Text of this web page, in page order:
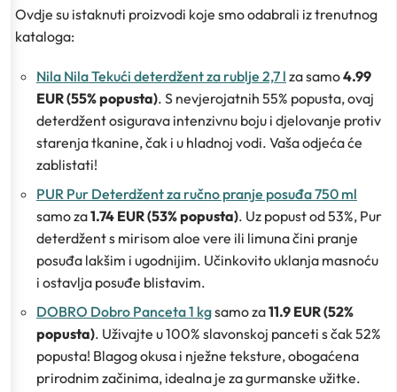
Ovdje su istaknuti proizvodi koje smo odabrali iz trenutnog
kataloga:
Nila Nila Tekući deterdžent za rublje 2,7 l za samo4.99
EUR (55% popusta). S nevjerojatnih 55% popusta, ovaj
deterdžent osigurava intenzivnu boju i djelovanje protiv
starenja tkanine, čak i u hladnoj vodi. Vaša odjeća će
zablistati!
PUR Pur Deterdžent za ručno pranje posuđa 750 ml
samo za1.74 EUR (53% popusta). Uz popust od 53%, Pur
deterdžent s mirisom aloe vere ili limuna čini pranje
posuđa lakšim i ugodnijim. Učinkovito uklanja masnoću
i ostavlja posuđe blistavim.
DOBRO Dobro Panceta 1 kgsamo za11.9 EUR (52%
popusta). Uživajte u 100% slavonskoj panceti s čak 52%
popusta! Blagog okusa i nježne teksture, obogaćena
prirodnim začinima, idealna je za gurmanske užitke.